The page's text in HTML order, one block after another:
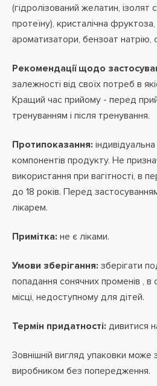
(гідролізований желатин, ізолят
протеїну), кристалічна фруктоза,
ароматизатори, бензоат натрію,
Рекомендації щодо
залежності від своїх потреб в
Кращий час прийому - перед
тренуванням і після тренування.
Протипоказання: індивідуальна
компонентів продукту. Не
використання при вагітності, в
до 18 років. Перед
лікарем.
Примітка: не є ліками.
Умови зберігання: зберігати
попадання сонячних променів ,
місці, недоступному для дітей.
Термін придатності: дивитися
Зовнішній вигляд упаковки може
виробником без попередження.